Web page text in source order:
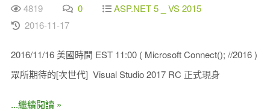
4819 0
ASP.NET 5 _ VS 2015
2016-11-17
2016/11/16 美國時間 EST 11:00 ( Microsoft Connect(); //2016 )
眾所期待的[次世代] Visual Studio 2017 RC 正式現身
...繼續閱讀 »